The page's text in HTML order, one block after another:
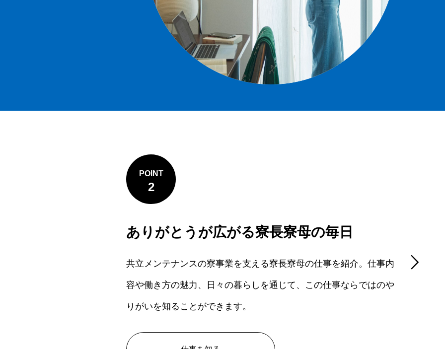
POINT
2
ありがとうが広がる寮長寮母の毎日
共立メンテナンスの寮事業を支える寮長寮母の仕事を紹介。仕事内
容や働き方の魅力、日々の暮らしを通じて、この仕事ならではのや
りがいを知ることができます。